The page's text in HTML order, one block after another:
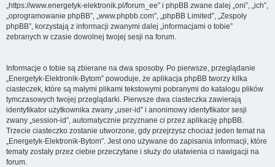
„https://www.energetyk-elektronik.pl/forum_ee” i phpBB zwane dalej „oni”, „ich”,
„oprogramowanie phpBB”, „www.phpbb.com”, „phpBB Limited”, „Zespoły
phpBB”, korzystają z informacji zwanymi dalej „informacjami o tobie”
zebranych w czasie dowolnej twojej sesji na forum.
Informacje o tobie są zbierane na dwa sposoby. Po pierwsze, przeglądanie
„Energetyk-Elektronik-Bytom” powoduje, że aplikacja phpBB tworzy kilka
ciasteczek, które są małymi plikami tekstowymi pobranymi do katalogu plików
tymczasowych twojej przeglądarki. Pierwsze dwa ciasteczka zawierają
identyfikator użytkownika zwany „user-id” i anonimowy identyfikator sesji
zwany „session-id”, automatycznie przyznane ci przez aplikację phpBB.
Trzecie ciasteczko zostanie utworzone, gdy przejrzysz chociaż jeden temat na
„Energetyk-Elektronik-Bytom”. Jest ono używane do zapisania informacji, które
tematy zostały przez ciebie przeczytane i służy do ułatwienia ci nawigacji na
forum.